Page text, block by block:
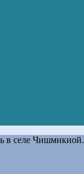
в селе Чишмикиой.